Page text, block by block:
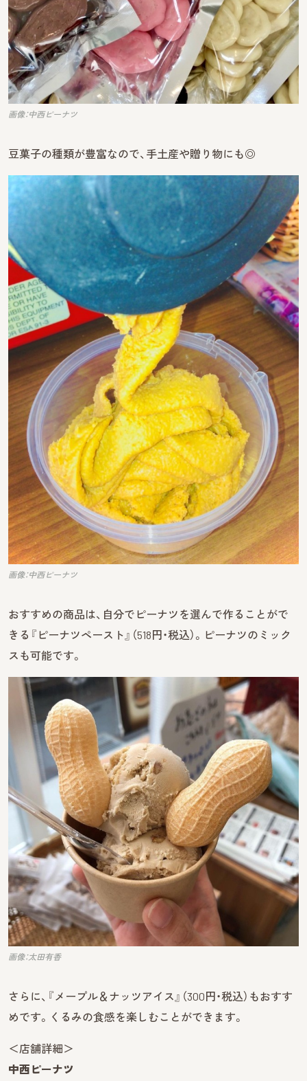
画像：中西ピーナツ
豆菓子の種類が豊富なので、手土産や贈り物にも◎
画像：中西ピーナツ
おすすめの商品は、自分でピーナツを選んで作ることがで
きる『ピーナツペースト』（518円・税込）。ピーナツのミック
スも可能です。
画像：太田有香
さらに、『メープル＆ナッツアイス』（300円・税込）もおすす
めです。くるみの食感を楽しむことができます。
＜店舗詳細＞
中西ピーナツ